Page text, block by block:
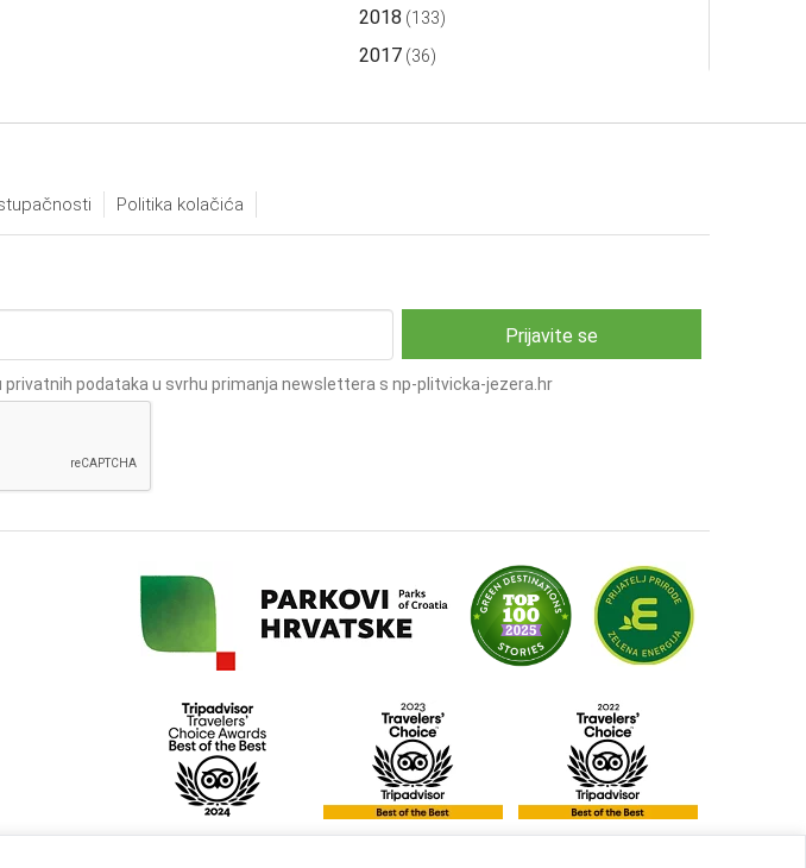
2018 (133)
2017 (36)
Politika kolačića
privatnih podataka u svrhu primanja newslettera s np-plitvicka-jezera.hr